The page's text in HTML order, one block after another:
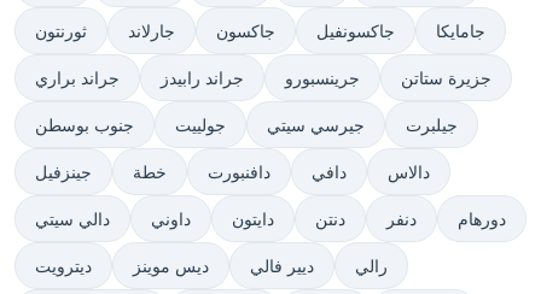
ثورنتون جارلاند جاكسون جاكسونفيل جامايكا
جراند براري جراند رابيدز جرينسبورو جزيرة ستاتن
جنوب بوسطن جولييت جيرسي سيتي جيلبرت
جينزفيل خطة دافنبورت دافي دالاس
دالي سيتي داوني دايتون دنتن دنفر دورهام
ديترويت ديس موينز ديير فالي رالي